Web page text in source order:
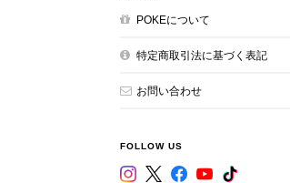
POKEについて
特定商取引法に基づく表記
お問い合わせ
FOLLOW US